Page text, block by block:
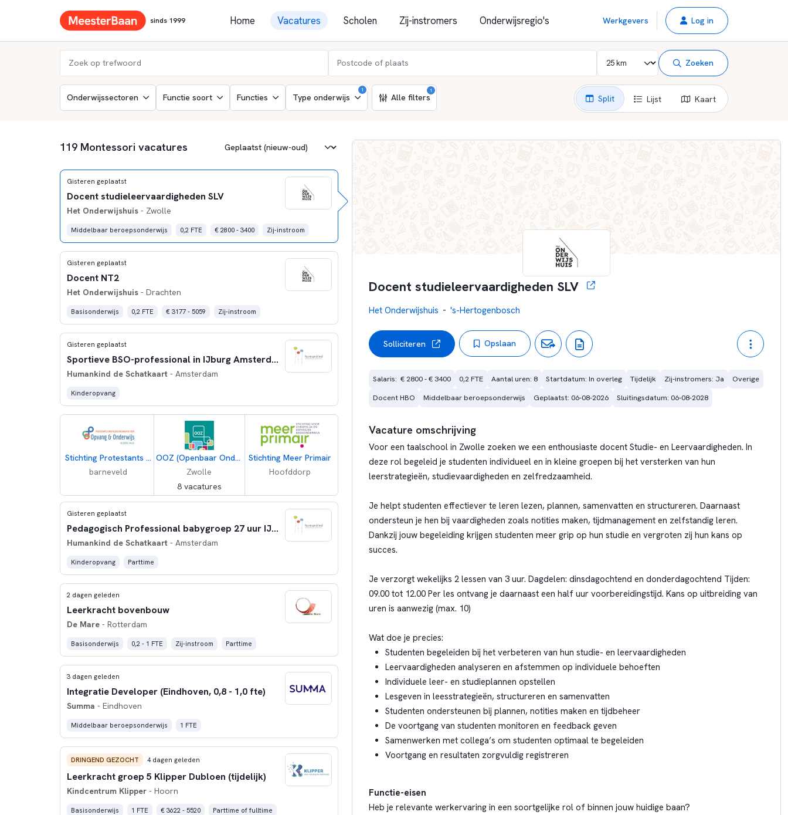
sinds 1999 Home Vacatures Scholen Zij-instromers Onderwijsregio's Werkgevers Log in
Zoeken
Onderwijssectoren Functie soort Functies Type onderwijs
1
Alle filters
1
Split Lijst Kaart
119 Montessori vacatures
Gisteren geplaatst
Docent studieleervaardigheden SLV
Het Onderwijshuis- Zwolle
Middelbaar beroepsonderwijs 0,2 FTE € 2800 - 3400 Zij-instroom
Gisteren geplaatst
Docent NT2
Het Onderwijshuis- Drachten
Basisonderwijs 0,2 FTE € 3177 - 5059 Zij-instroom
Gisteren geplaatst
Sportieve BSO-professional in IJburg Amsterdam
Humankind de Schatkaart- Amsterdam
Kinderopvang
Stichting Protestants Christelijke Organisatie voor Onderwijs en Opvang Gelderse Vallei
barneveld
OOZ (Openbaar Onderwijs Zwolle en Regio)
Zwolle
8 vacatures
Stichting Meer Primair
Hoofddorp
Gisteren geplaatst
Pedagogisch Professional babygroep 27 uur IJburg Amsterdam
Humankind de Schatkaart- Amsterdam
Kinderopvang Parttime
2 dagen geleden
Leerkracht bovenbouw
De Mare- Rotterdam
Basisonderwijs 0,2 - 1 FTE Zij-instroom Parttime
3 dagen geleden
Integratie Developer (Eindhoven, 0,8 - 1,0 fte)
Summa - Eindhoven
Middelbaar beroepsonderwijs 1 FTE
DRINGEND GEZOCHT 4 dagen geleden
Leerkracht groep 5 Klipper Dubloen (tijdelijk)
Kindcentrum Klipper- Hoorn
Basisonderwijs 1 FTE € 3622 - 5520 Parttime of fulltime
Docent studieleervaardigheden SLV
Het Onderwijshuis - 's-Hertogenbosch
Solliciteren Opslaan
Salaris:  € 2800 - € 3400 0,2 FTE Aantal uren: 8 Startdatum: In overleg Tijdelijk Zij-instromers: Ja
Overige
Docent HBO
Middelbaar beroepsonderwijs Geplaatst: 06-08-2026 Sluitingsdatum: 06-08-2028
Vacature omschrijving
Voor een taalschool in Zwolle zoeken we een enthousiaste docent Studie- en Leervaardigheden. In
deze rol begeleid je studenten individueel en in kleine groepen bij het versterken van hun
leerstrategieën, studievaardigheden en zelfredzaamheid.
Je helpt studenten effectiever te leren lezen, plannen, samenvatten en structureren. Daarnaast
ondersteun je hen bij vaardigheden zoals notities maken, tijdmanagement en zelfstandig leren.
Dankzij jouw begeleiding krijgen studenten meer grip op hun studie en vergroten zij hun kans op
succes.
Je verzorgt wekelijks 2 lessen van 3 uur. Dagdelen: dinsdagochtend en donderdagochtend Tijden:
09.00 tot 12.00 Per les ontvang je daarnaast een half uur voorbereidingstijd. Kans op uitbreiding van
uren is aanwezig (max. 10)
Wat doe je precies:
Studenten begeleiden bij het verbeteren van hun studie- en leervaardigheden
Leervaardigheden analyseren en afstemmen op individuele behoeften
Individuele leer- en studieplannen opstellen
Lesgeven in leesstrategieën, structureren en samenvatten
Studenten ondersteunen bij plannen, notities maken en tijdbeheer
De voortgang van studenten monitoren en feedback geven
Samenwerken met collega’s om studenten optimaal te begeleiden
Voortgang en resultaten zorgvuldig registreren
Functie-eisen
Heb je relevante werkervaring in een soortgelijke rol of binnen jouw huidige baan?